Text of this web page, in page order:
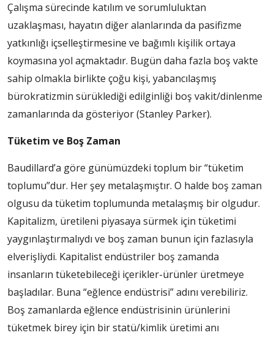
Çalışma sürecinde katılım ve sorumluluktan
uzaklaşması, hayatın diğer alanlarında da pasifizme
yatkınlığı içselleştirmesine ve bağımlı kişilik ortaya
koymasına yol açmaktadır. Bugün daha fazla boş vakte
sahip olmakla birlikte çoğu kişi, yabancılaşmış
bürokratizmin sürüklediği edilginliği boş vakit/dinlenme
zamanlarında da gösteriyor (Stanley Parker).
Tüketim ve Boş Zaman
Baudillard’a göre günümüzdeki toplum bir “tüketim
toplumu”dur. Her şey metalaşmıştır. O halde boş zaman
olgusu da tüketim toplumunda metalaşmış bir olgudur.
Kapitalizm, üretileni piyasaya sürmek için tüketimi
yaygınlaştırmalıydı ve boş zaman bunun için fazlasıyla
elverişliydi. Kapitalist endüstriler boş zamanda
insanların tüketebileceği içerikler-ürünler üretmeye
başladılar. Buna “eğlence endüstrisi” adını verebiliriz.
Boş zamanlarda eğlence endüstrisinin ürünlerini
tüketmek birey için bir statü/kimlik üretimi anı